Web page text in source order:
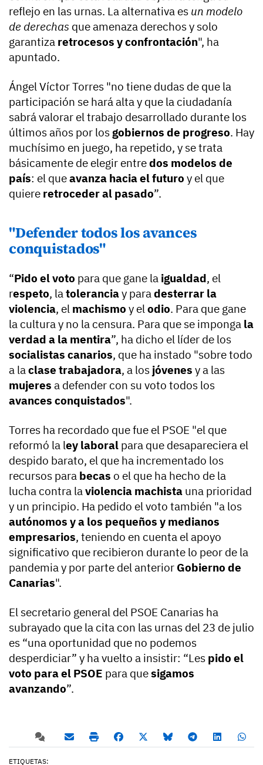
reflejo en las urnas. La alternativa es un modelo
de derechas que amenaza derechos y solo
garantiza retrocesos y confrontación", ha
apuntado.
Ángel Víctor Torres "no tiene dudas de que la
participación se hará alta y que la ciudadanía
sabrá valorar el trabajo desarrollado durante los
últimos años por los gobiernos de progreso. Hay
muchísimo en juego, ha repetido, y se trata
básicamente de elegir entredos modelos de
país: el queavanza hacia el futuro y el que
quiere retroceder al pasado”.
"Defender todos los avances
conquistados"
“Pido el voto para que gane la igualdad, el
respeto, latoleranciay paradesterrar la
violencia, el machismo y elodio. Para que gane
la cultura y no la censura. Para que se imponga la
verdad a la mentira”, ha dicho el líder de los
socialistas canarios, que ha instado "sobre todo
a laclase trabajadora, a los jóvenes y a las
mujeres a defender con su voto todos los
avances conquistados".
Torres ha recordado que fue el PSOE "el que
reformó la ley laboral para que desapareciera el
despido barato, el que ha incrementado los
recursos para becas o el que ha hecho de la
lucha contra laviolencia machista una prioridad
y un principio. Ha pedido el voto también "a los
autónomos y a los pequeños y medianos
empresarios, teniendo en cuenta el apoyo
significativo que recibieron durante lo peor de la
pandemia y por parte del anterior Gobierno de
Canarias".
El secretario general del PSOE Canarias ha
subrayado que la cita con las urnas del 23 de julio
es “una oportunidad que no podemos
desperdiciar” y ha vuelto a insistir: “Les pido el
voto para el PSOE para quesigamos
avanzando”.
ETIQUETAS: